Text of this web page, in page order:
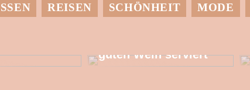
REISEN SCHÖNHEIT MODE
Dessen muss man
guten Wein serviert